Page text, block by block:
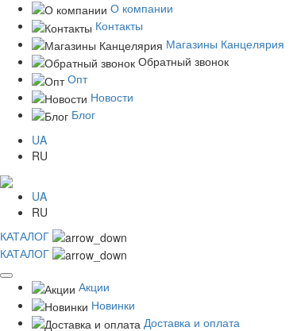
О компании
Контакты
Магазины Канцелярия
Обратный звонок
Опт
Новости
Блог
UA
RU
UA
RU
КАТАЛОГ
КАТАЛОГ
Акции
Новинки
Доставка и оплата